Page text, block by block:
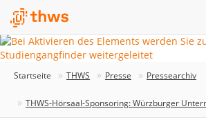
Startseite THWS Presse Pressearchiv
THWS-Hörsaal-Sponsoring: Würzburger